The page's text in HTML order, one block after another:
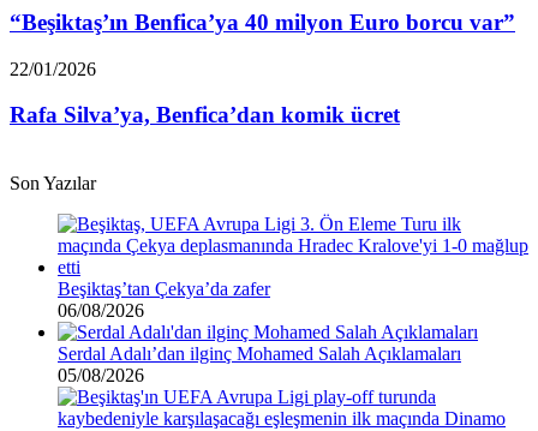
40
milyon
Euro
borcu
var”
“Beşiktaş’ın Benfica’ya 40 milyon Euro borcu var”
Rafa
Benfica’dan
22/01/2026
Rafa Silva’ya, Benfica’dan komik ücret
Son Yazılar
Beşiktaş’tan Çekya’da zafer
06/08/2026
Serdal Adalı’dan ilginç Mohamed Salah Açıklamaları
05/08/2026